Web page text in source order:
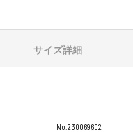
サイズ詳細
No.230069602